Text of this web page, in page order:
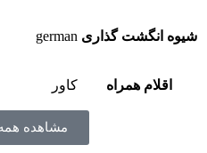
شیوه انگشت گذاری german
اقلام همراه کاور
مشاهده